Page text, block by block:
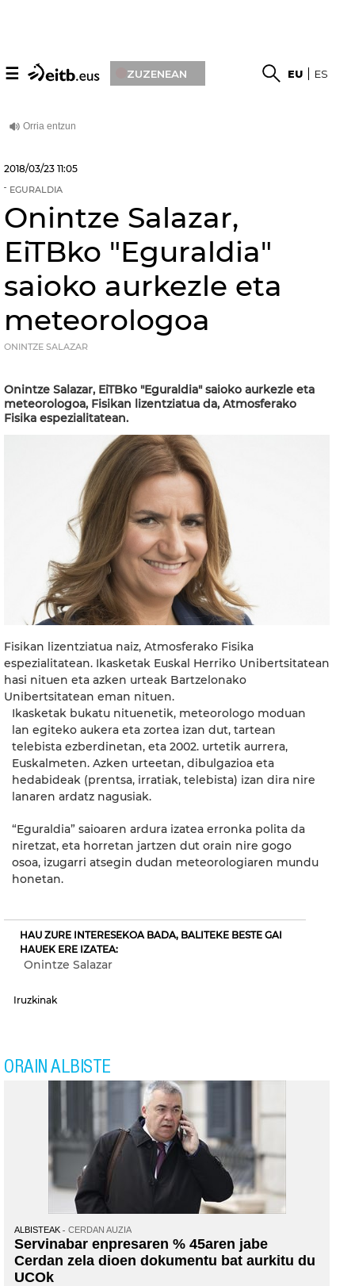
☰ ZUZENEAN EU ES
2018/03/23 11:05
EGURALDIA
Onintze Salazar,
EiTBko "Eguraldia"
saioko aurkezle eta
meteorologoa
ONINTZE SALAZAR
Onintze Salazar, EiTBko "Eguraldia" saioko aurkezle eta
meteorologoa, Fisikan lizentziatua da, Atmosferako
Fisika espezialitatean.
Fisikan lizentziatua naiz, Atmosferako Fisika
espezialitatean. Ikasketak Euskal Herriko Unibertsitatean
hasi nituen eta azken urteak Bartzelonako
Unibertsitatean eman nituen.
Ikasketak bukatu nituenetik, meteorologo moduan
lan egiteko aukera eta zortea izan dut, tartean
telebista ezberdinetan, eta 2002. urtetik aurrera,
Euskalmeten. Azken urteetan, dibulgazioa eta
hedabideak (prentsa, irratiak, telebista) izan dira nire
lanaren ardatz nagusiak.
“Eguraldia” saioaren ardura izatea erronka polita da
niretzat, eta horretan jartzen dut orain nire gogo
osoa, izugarri atsegin dudan meteorologiaren mundu
honetan.
HAU ZURE INTERESEKOA BADA, BALITEKE BESTE GAI
HAUEK ERE IZATEA:
Onintze Salazar
Iruzkinak
ORAIN ALBISTE
ALBISTEAK CERDAN AUZIA
Servinabar enpresaren % 45aren jabe
Cerdan zela dioen dokumentu bat aurkitu du
UCOk